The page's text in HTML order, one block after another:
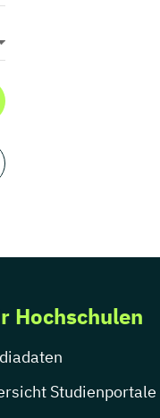
Hochschulen
Studienportale